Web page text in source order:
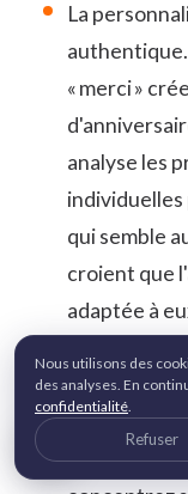
La
« merci »
analyse les
qui semble
croient que
adaptée à
Arrêtez de
mérite une
la charge
Nous utilisons des
des analyses. En
confidentialité.
Refuser